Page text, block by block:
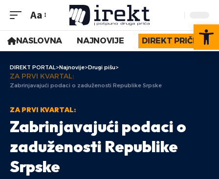
Aa
NASLOVNA NAJNOVIJE DIREKT PRIČE
DIREKT PORTAL>Najnovije>Drugi pišu>
ZA PRVI KVARTAL:
Zabrinjavajući podaci o zaduženosti Republike Srpske
ZA PRVI KVARTAL:
Zabrinjavajući podaci o
zaduženosti Republike
Srpske